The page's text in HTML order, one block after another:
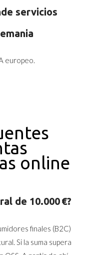
servicios
europeo.
online
de 10.000 €?
finales (B2C)
Si la suma supera